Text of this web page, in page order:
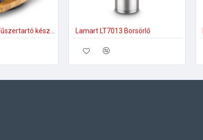
Lamart LT7013 Borsörlő